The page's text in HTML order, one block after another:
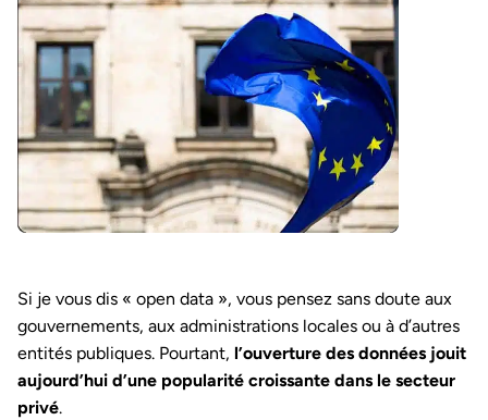
Si je vous dis « open data », vous pensez sans doute aux
gouvernements, aux administrations locales ou à d’autres
entités publiques. Pourtant, l’ouverture des données jouit
aujourd’hui d’une popularité croissante dans le secteur
privé.